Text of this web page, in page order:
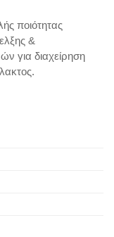
ποιότητας
&
για διαχείρηση